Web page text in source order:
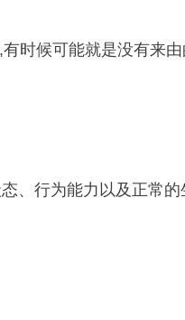
时候可能就是没有来由
、行为能力以及正常的